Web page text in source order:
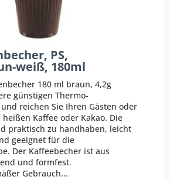
PS,
weiß, 180ml
180 ml braun, 4,2g
günstigen Thermo-
reichen Sie Ihren Gästen oder
Kaffee oder Kakao. Die
praktisch zu handhaben, leicht
geeignet für die
Der Kaffeebecher ist aus
und formfest.
Gebrauch...